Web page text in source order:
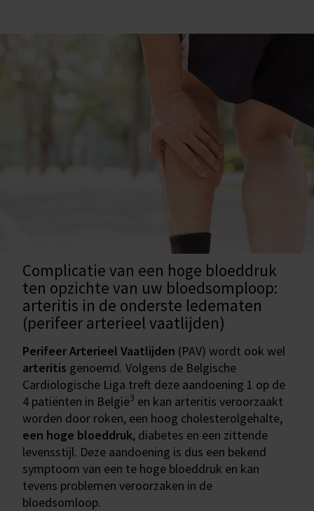
Complicatie van een hoge bloeddruk
ten opzichte van uw bloedsomploop:
arteritis in de onderste ledematen
(perifeer arterieel vaatlijden)
Perifeer Arterieel Vaatlijden (PAV) wordt ook wel
arteritis genoemd. Volgens de Belgische
Cardiologische Liga treft deze aandoening 1 op de
4 patiënten in België3 en kan arteritis veroorzaakt
worden door roken, een hoog cholesterolgehalte,
een hoge bloeddruk, diabetes en een zittende
levensstijl. Deze aandoening is dus een bekend
symptoom van een te hoge bloeddruk en kan
tevens problemen veroorzaken in de
bloedsomloop.